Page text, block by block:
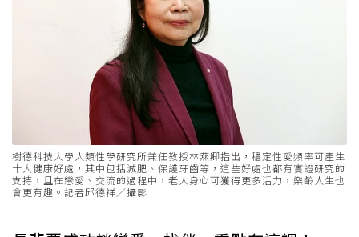
樹德科技大學人類性學研究所兼任教授林燕卿指出，穩定性愛頻率可產生
十大健康好處，其中包括減肥、保護牙齒等，這些好處也都有實證研究的
支持，且在戀愛、交流的過程中，老人身心可獲得更多活力，樂齡人生也
會更有趣。記者邱德祥／攝影